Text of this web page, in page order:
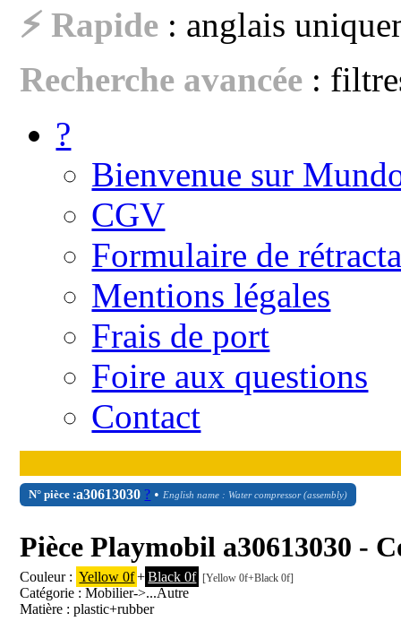
⚡ Rapide : anglais
Recherche avancée :
?
Bienvenue sur
CGV
Formulaire de
Mentions légales
Frais de port
Foire aux questions
Contact
N° pièce :a30613030 ? •English name : Water compressor (assembly)
Pièce Playmobil a30613030 -
Couleur : Yellow 0f+ Black 0f [Yellow 0f+Black 0f]
Catégorie : Mobilier->...Autre
Matière : plastic+rubber